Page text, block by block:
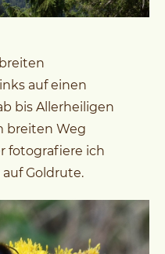
auf einen
bis Allerheiligen
breiten Weg
fotografiere ich
Goldrute.